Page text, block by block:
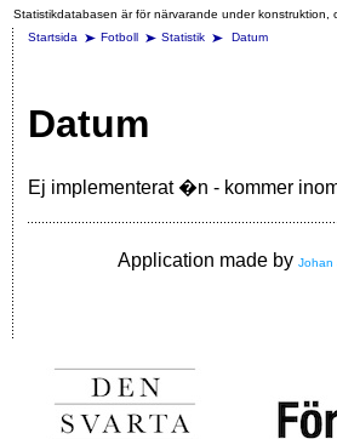
Statistikdatabasen är för närvarande under konstruktion,
Startsida
Fotboll Statistik Datum
Datum
Ej implementerat �n - kommer
Application made by Johan